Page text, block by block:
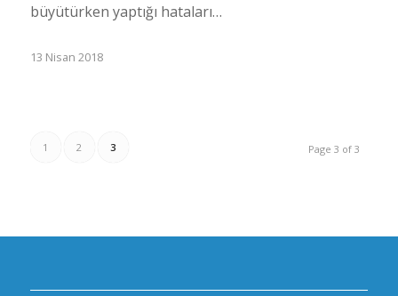
büyütürken yaptığı hataları…
13 Nisan 2018
Page 3 of 3
1 2 3